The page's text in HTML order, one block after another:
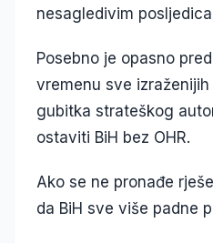
nesagledivim
Posebno je opasno
vremenu sve
gubitka strateškog
ostaviti BiH bez OHR.
Ako se ne pronađe
da BiH sve više padne